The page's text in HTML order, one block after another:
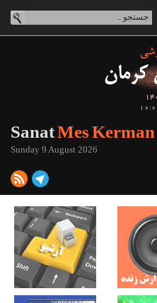
SanatMes Kerman
Sunday 9 August 2026